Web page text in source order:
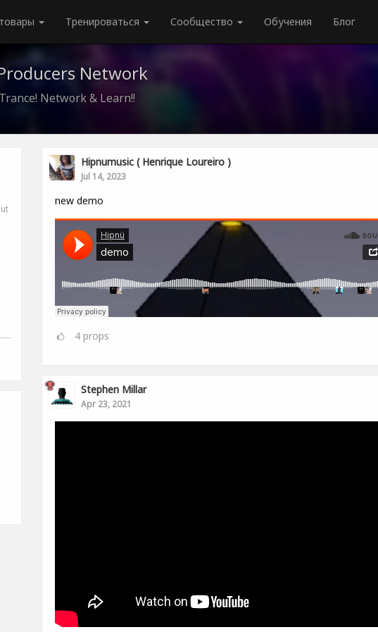
товары Тренироваться Сообщество Обучения Блог
Network
Network & Learn!!
Hipnumusic ( Henrique Loureiro )
Jul 14, 2023
new demo
4props
Stephen Millar
Apr 23, 2021